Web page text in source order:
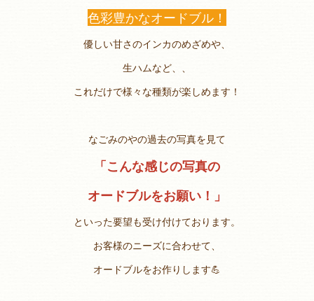
色彩豊かなオードブル！
優しい甘さのインカのめざめや、
生ハムなど、、
これだけで様々な種類が楽しめます！
なごみのやの過去の写真を見て
「こんな感じの写真の
オードブルをお願い！」
といった要望も受け付けております。
お客様のニーズに合わせて、
オードブルをお作りします💪